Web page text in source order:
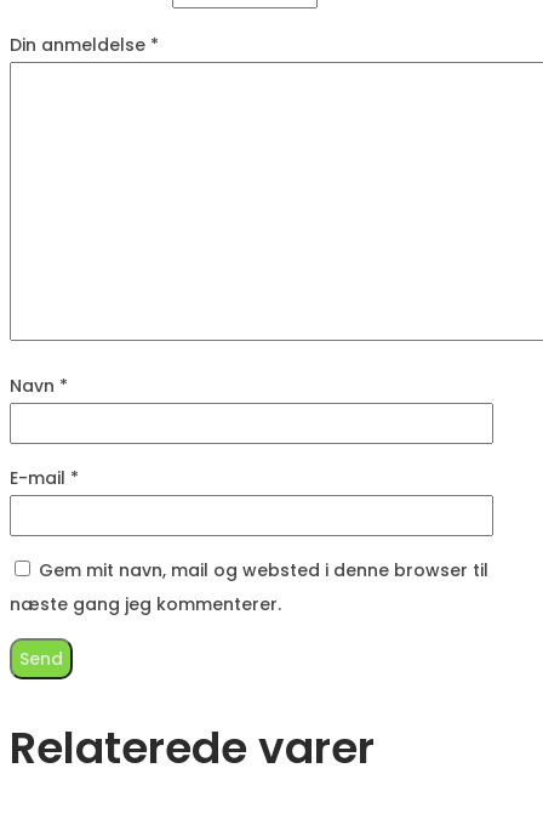
Din anmeldelse *
Navn *
E-mail *
Gem mit navn, mail og websted i denne browser til
næste gang jeg kommenterer.
Relaterede varer